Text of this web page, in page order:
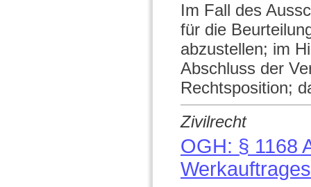
Im Fall des
für die
abzustellen; im
Abschluss der
Rechtsposition;
Zivilrecht
OGH: § 1168